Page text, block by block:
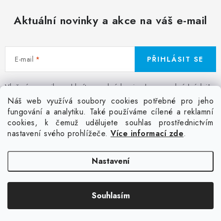
Náš web využívá soubory cookies potřebné pro jeho
fungování a analytiku. Také používáme cílené a reklamní
cookies, k čemuž udělujete souhlas prostřednictvím
nastavení svého prohlížeče. Více informací zde.
Nastavení
Souhlasím
p
v
k
y
v
ý
p
u
Aktuální novinky a akce na váš e-mail
E-mail
Vložením e-mailu souhlasíte spodmínkami ochrany osobních údajů
PŘIHLÁSIT SE
Facebook Kontakt Jak nakupovat
Poptávka potisku textilu
Akce a slevy GDPR + cookies Obchodní podmínky
Doprava
Copyright 2026
Upravit nastavení
cookies